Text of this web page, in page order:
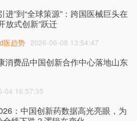
进”到“全球策源”：跨国医械巨头在
放式创新”跃迁
医趋势 2026-06-08 13:54:47
消费品中国创新合作中心落地山东
04 16:57:35
：中国创新药数据高光亮眼，为